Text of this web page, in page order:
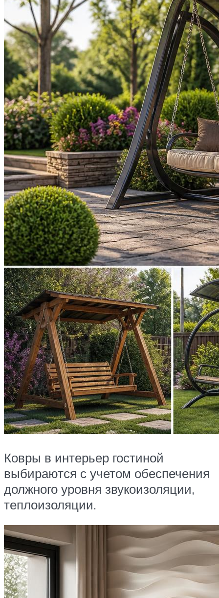
Ковры в интерьер гостиной
выбираются с учетом обеспечения
должного уровня звукоизоляции,
теплоизоляции.